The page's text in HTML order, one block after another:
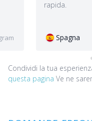
Facebook
Condividi la tua
questa pagina Ve ne